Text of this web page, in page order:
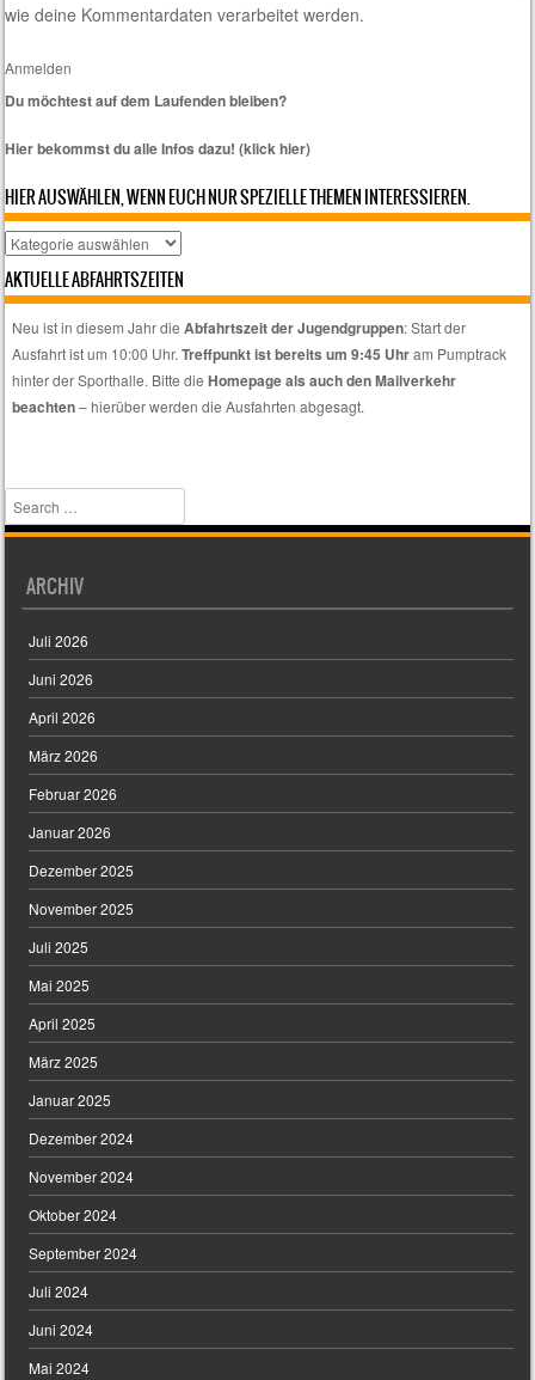
wie deine Kommentardaten verarbeitet werden.
Anmelden
Du möchtest auf dem Laufenden bleiben?
Hier bekommst du alle Infos dazu! (klick hier)
HIER AUSWÄHLEN, WENN EUCH NUR SPEZIELLE THEMEN INTERESSIEREN.
Hier
auswählen,
wenn
Themen
interessieren.
AKTUELLE ABFAHRTSZEITEN
Neu ist in diesem Jahr dieAbfahrtszeit der Jugendgruppen: Start der
Ausfahrt ist um 10:00 Uhr.Treffpunkt ist bereits um 9:45 Uhram Pumptrack
hinter der Sporthalle. Bitte dieHomepage als auch den Mailverkehr
beachten– hierüber werden die Ausfahrten abgesagt.
Search
ARCHIV
Juli 2026
Juni 2026
April 2026
März 2026
Februar 2026
Januar 2026
Dezember 2025
November 2025
Juli 2025
Mai 2025
April 2025
März 2025
Januar 2025
Dezember 2024
November 2024
Oktober 2024
September 2024
Juli 2024
Juni 2024
Mai 2024